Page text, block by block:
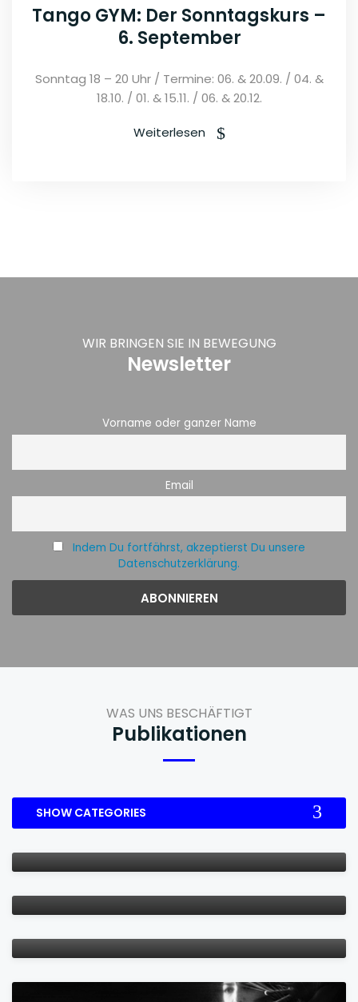
Tango GYM: Der Sonntagskurs –
6. September
Sonntag 18 – 20 Uhr / Termine: 06. & 20.09. / 04. &
18.10. / 01. & 15.11. / 06. & 20.12.
Weiterlesen
WIR BRINGEN SIE IN BEWEGUNG
Newsletter
Vorname oder ganzer Name
Email
Indem Du fortfährst, akzeptierst Du unsere
Datenschutzerklärung.
WAS UNS BESCHÄFTIGT
Publikationen
SHOW CATEGORIES
Musikalität im Tango Argentino – Teil 1 & 2
Tanz und Bewegung als Ressource der
Selbstfürsorge
Ein Interview mit Royston Maldoom